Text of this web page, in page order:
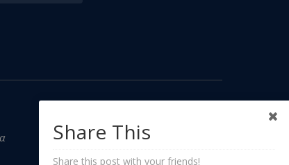
Share This
Share this post with your friends!